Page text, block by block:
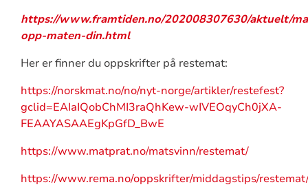
https://www.framtiden.no/202008307630/aktuelt/
opp-maten-din.html
Her er finner du oppskrifter på restemat:
https://norskmat.no/no/nyt-norge/artikler/restefest?
gclid=EAIaIQobChMI3raQhKew-wIVEOqyCh0jXA-
FEAAYASAAEgKpGfD_BwE
https://www.matprat.no/matsvinn/restemat/
https://www.rema.no/oppskrifter/middagstips/